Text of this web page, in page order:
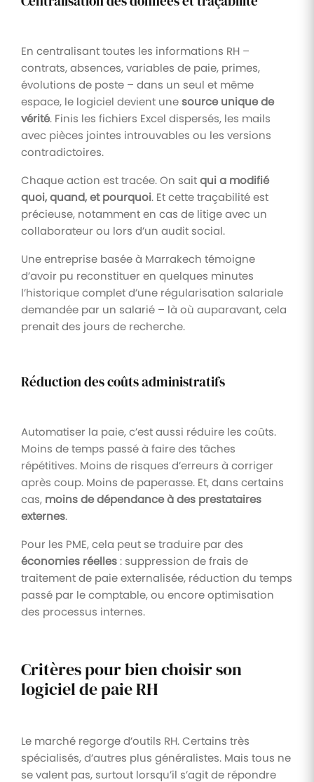
En centralisant toutes les informations RH –
contrats, absences, variables de paie, primes,
évolutions de poste – dans un seul et même
espace, le logiciel devient unesource unique de
vérité. Finis les fichiers Excel dispersés, les mails
avec pièces jointes introuvables ou les versions
contradictoires.
Chaque action est tracée. On saitqui a modifié
quoi, quand, et pourquoi. Et cette traçabilité est
précieuse, notamment en cas de litige avec un
collaborateur ou lors d’un audit social.
Une entreprise basée à Marrakech témoigne
d’avoir pu reconstituer en quelques minutes
l’historique complet d’une régularisation salariale
demandée par un salarié – là où auparavant, cela
prenait des jours de recherche.
Réduction des coûts administratifs
Automatiser la paie, c’est aussi réduire les coûts.
Moins de temps passé à faire des tâches
répétitives. Moins de risques d’erreurs à corriger
après coup. Moins de paperasse. Et, dans certains
cas, moins de dépendance à des prestataires
externes.
Pour les PME, cela peut se traduire par des
économies réelles: suppression de frais de
traitement de paie externalisée, réduction du temps
passé par le comptable, ou encore optimisation
des processus internes.
Critères pour bien choisir son
logiciel de paie RH
Le marché regorge d’outils RH. Certains très
spécialisés, d’autres plus généralistes. Mais tous ne
se valent pas, surtout lorsqu’il s’agit de répondre